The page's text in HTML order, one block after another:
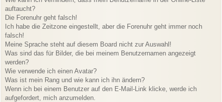
auftaucht?
Die Forenuhr geht falsch!
Ich habe die Zeitzone eingestellt, aber die Forenuhr geht immer noch
falsch!
Meine Sprache steht auf diesem Board nicht zur Auswahl!
Was sind das für Bilder, die bei meinem Benutzernamen angezeigt
werden?
Wie verwende ich einen Avatar?
Was ist mein Rang und wie kann ich ihn ändern?
Wenn ich bei einem Benutzer auf den E-Mail-Link klicke, werde ich
aufgefordert, mich anzumelden.